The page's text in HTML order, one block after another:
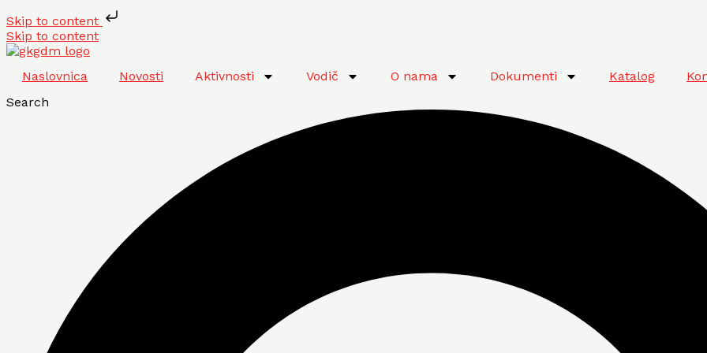
Skip to content
Skip to content
Naslovnica Novosti Aktivnosti Vodič O nama Dokumenti Katalog
Search